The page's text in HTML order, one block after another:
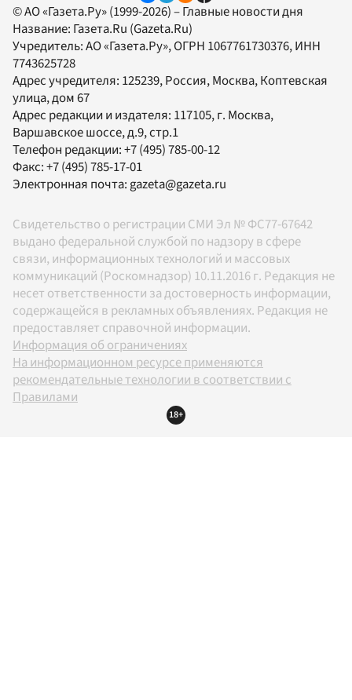
© АО «Газета.Ру» (1999-2026) – Главные новости дня
Название: Газета.Ru (Gazeta.Ru)
Учредитель:АО «Газета.Ру», ОГРН 1067761730376, ИНН
7743625728
Адрес учредителя: 125239, Россия, Москва, Коптевская
улица, дом 67
Адрес редакции и издателя: 117105, г. Москва,
Варшавское шоссе, д.9, стр.1
Телефон редакции:+7 (495) 785-00-12
Факс:+7 (495) 785-17-01
Электронная почта:gazeta@gazeta.ru
Свидетельство о регистрации СМИ Эл № ФС77-67642
выдано федеральной службой по надзору в сфере
связи, информационных технологий и массовых
коммуникаций (Роскомнадзор) 10.11.2016 г. Редакция не
несет ответственности за достоверность информации,
содержащейся в рекламных объявлениях. Редакция не
предоставляет справочной информации.
Информация об ограничениях
На информационном ресурсе применяются
рекомендательные технологии в соответствии с
Правилами
18+